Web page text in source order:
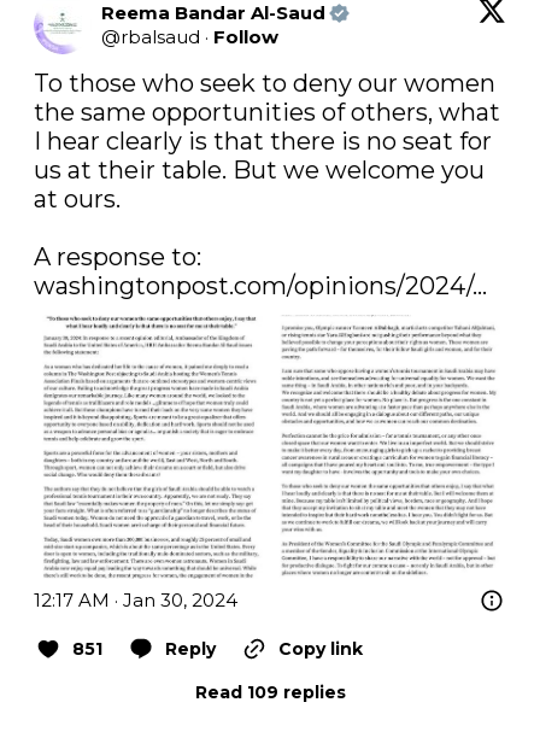
Reema Bandar Al-Saud
@rbalsaud · Follow
To those who seek to deny our women
the same opportunities of others, what
I hear clearly is that there is no seat for
us at their table. But we welcome you
at ours.
washingtonpost.com/opinions/2024/…
12:17 AM · Jan 30, 2024
851 Reply
Copy link
Read 109 replies